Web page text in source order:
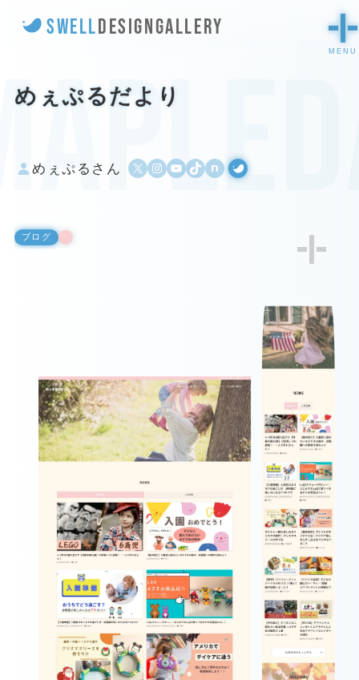
SWELLDESIGNGALLERY
めぇぷるだより
めぇぷるさん X Instagram
YouTube
TikTok
500pxWordPress
ブログ